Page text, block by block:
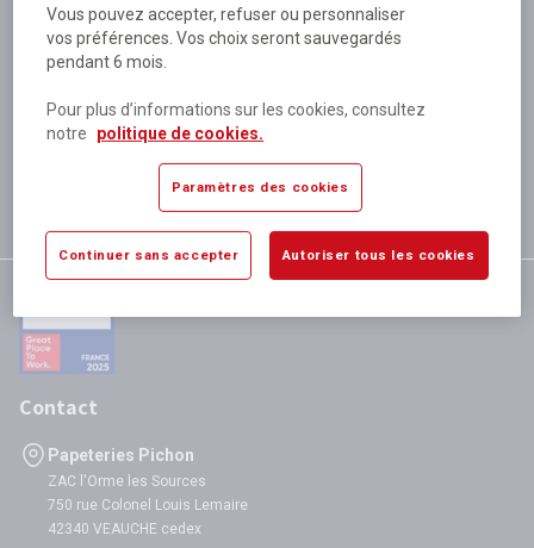
Plus de 180 personnes
à votre écoute
Plus de 80 000 références
disponibles
Expédition le jour même
si validation avant 12h
satisfaction totale
Contact
Papeteries Pichon
ZAC l'Orme les Sources
750 rue Colonel Louis Lemaire
42340 VEAUCHE cedex
Vous pouvez accepter, refuser ou personnaliser
vos préférences. Vos choix seront sauvegardés
pendant 6 mois.
Pour plus d’informations sur les cookies, consultez
notre
politique de cookies.
Paramètres des cookies
Continuer sans accepter Autoriser tous les cookies